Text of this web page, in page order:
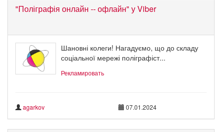
"Поліграфія онлайн -- офлайн" у Viber
Шановні колеги! Нагадуємо, що до складу
соціальної мережі поліграфіст...
Рекламировать
agarkov 07.01.2024